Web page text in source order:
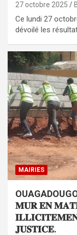
27 octobre 2025
Ce lundi 27
dévoilé les
MAIRIES
𝐌𝐔𝐑 𝐄𝐍
𝐉𝐔𝐒𝐓𝐈𝐂𝐄.